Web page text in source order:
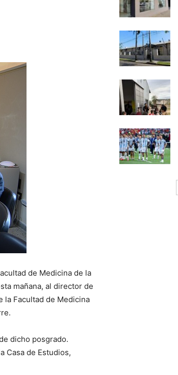
de Medicina de la
mañana, al director de
la Facultad de Medicina
dicho posgrado.
Casa de Estudios,